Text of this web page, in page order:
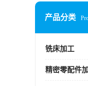
产品分类
铣床加工
精密零配件